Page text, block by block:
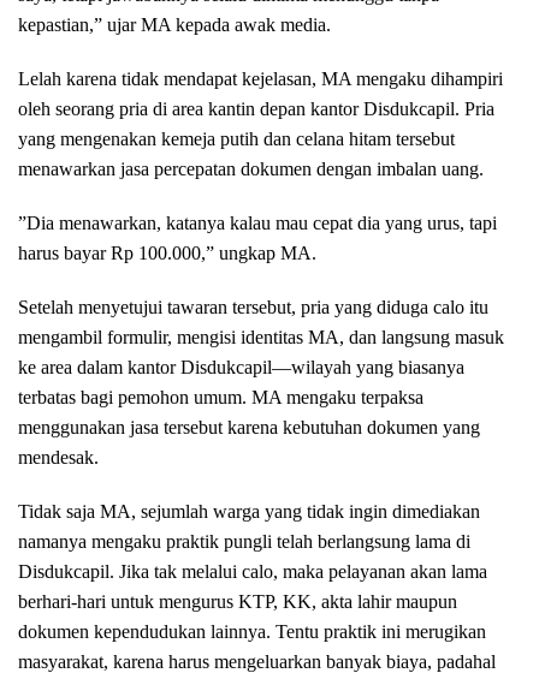
kepastian,” ujar MA kepada awak media.
​Lelah karena tidak mendapat kejelasan, MA mengaku dihampiri
oleh seorang pria di area kantin depan kantor Disdukcapil. Pria
yang mengenakan kemeja putih dan celana hitam tersebut
menawarkan jasa percepatan dokumen dengan imbalan uang.
​”Dia menawarkan, katanya kalau mau cepat dia yang urus, tapi
harus bayar Rp 100.000,” ungkap MA.
​Setelah menyetujui tawaran tersebut, pria yang diduga calo itu
mengambil formulir, mengisi identitas MA, dan langsung masuk
ke area dalam kantor Disdukcapil—wilayah yang biasanya
terbatas bagi pemohon umum. MA mengaku terpaksa
menggunakan jasa tersebut karena kebutuhan dokumen yang
mendesak.
Tidak saja MA, sejumlah warga yang tidak ingin dimediakan
namanya mengaku praktik pungli telah berlangsung lama di
Disdukcapil. Jika tak melalui calo, maka pelayanan akan lama
berhari-hari untuk mengurus KTP, KK, akta lahir maupun
dokumen kependudukan lainnya. Tentu praktik ini merugikan
masyarakat, karena harus mengeluarkan banyak biaya, padahal